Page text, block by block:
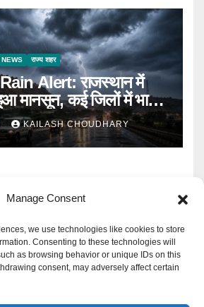
Manage Consent
we use technologies like cookies to store
Consenting to these technologies will
as browsing behavior or unique IDs on this
consent, may adversely affect certain
राज्य शहर
Alert: राजस्थान में
मानसून, कई जिलों में भारी
KAILASH CHOUDHARY
Media News